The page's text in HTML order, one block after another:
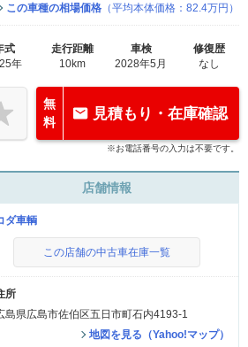
この車種の相場価格 （平均本体価格：82.4万円）
式
年
走行距離
10km
車検
2028年5月
修復歴
なし
無
料
見積もり・在庫確認
※お電話番号の入力は不要です。
店舗情報
ダ車輌
この店舗の中古車在庫一覧
所
島県広島市佐伯区五日市町石内4193-1
地図を見る（Yahoo!マップ）